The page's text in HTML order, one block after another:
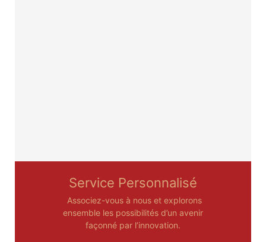
Service Personnalisé
Associez-vous à nous et explorons
ensemble les possibilités d’un avenir
façonné par l’innovation.